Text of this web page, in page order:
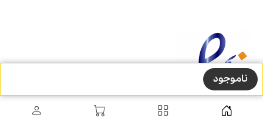
ناموجود